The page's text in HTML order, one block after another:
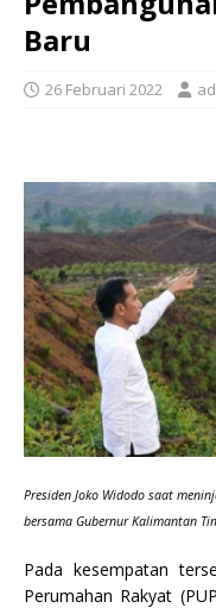
Baru
26 Februari 2022
Presiden Joko Widodo saat
bersama Gubernur Kalimantan
Pada kesempatan
Perumahan Rakyat